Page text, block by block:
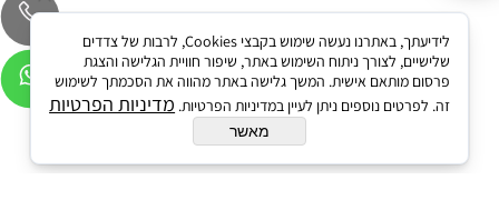
לידיעתך, באתרנו נעשה שימוש בקבצי Cookies, לרבות של צדדים
שלישיים, לצורך ניתוח השימוש באתר, שיפור חוויית הגלישה והצגת
פרסום מותאם אישית. המשך גלישה באתר מהווה את הסכמתך לשימוש
זה. לפרטים נוספים ניתן לעיין במדיניות הפרטיות. מדיניות הפרטיות
מאשר